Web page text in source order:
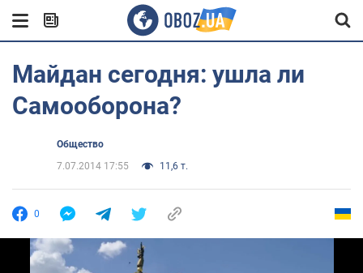
Майдан сегодня: ушла ли
Самооборона?
Общество
7.07.2014 17:55
11,6 т.
0